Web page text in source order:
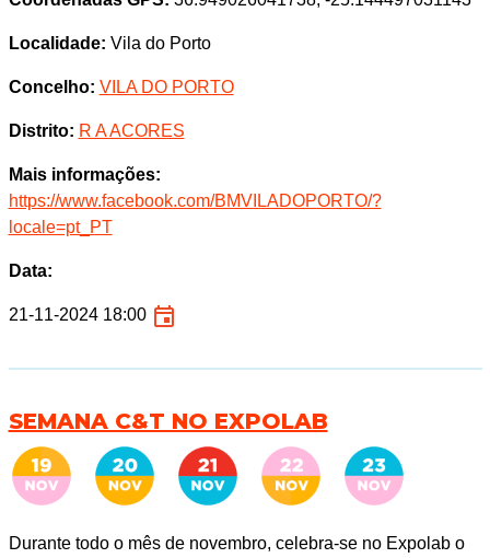
Localidade: Vila do Porto
Concelho: VILA DO PORTO
Distrito: R A ACORES
Mais informações:
https://www.facebook.com/BMVILADOPORTO/?
locale=pt_PT
Data:
21-11-2024 18:00
SEMANA C&T NO EXPOLAB
Durante todo o mês de novembro, celebra-se no Expolab o